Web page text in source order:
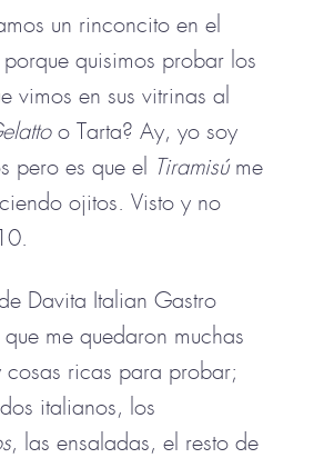
un rinconcito en el
quisimos probar los
vimos en sus vitrinas al
o Tarta? Ay, yo soy
pero es que el Tiramisúme
ojitos. Visto y no
Davita Italian Gastro
me quedaron muchas
cosas ricas para probar;
italianos, los
, las ensaladas, el resto de